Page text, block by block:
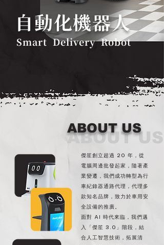
自動化機器人
Smart Delivery Robot
ABOUT US
ABOUT US
傑笙創立超過 20 年，從
電腦周邊批發起家，隨著產
業變遷，我們成功轉型為行
車紀錄器通路代理，代理多
款知名品牌，致力於車用安
全設備的推廣。
面對 AI 時代來臨，我們邁
入「傑笙 3.0」階段，結
合人工智慧技術，拓展清